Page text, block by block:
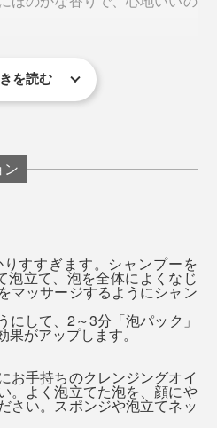
立した、アロマの先駆者で
（満月）』は、心身を
ニウム、落ち着いたラベン
然のオイルをブレンドして
、新しい始まり、リフレッシ
を洗います。指でマッサージ
ますます泡立ってきて、しか
とを実感するはずです。
ないで、そのまま髪を「泡パ
2分以上）。その間に、残り
ルシウム・鉄・リン・マグネ
ケイ素・イオウといった、10
（満月）』または
ワッと広がって、だんだん落
）』はやや甘めの香り、
で、頭からつま先までを包
すと、髪も肌もしっとり。そ
着いて、ほとんど感じませ
な、ぬめりが残りますが、大
落ち着いて、「お風呂上がり
ように感じます。
と、フワッと香りが広がっ
を読む
ン
すすぎます。シャンプーを
泡立て、泡を全体によくなじ
マッサージするようにシャン
して、2～3分「泡パック」
果がアップします。
お手持ちのクレンジングオイ
。よく泡立てた泡を、顔にや
さい。スポンジや泡立てネッ